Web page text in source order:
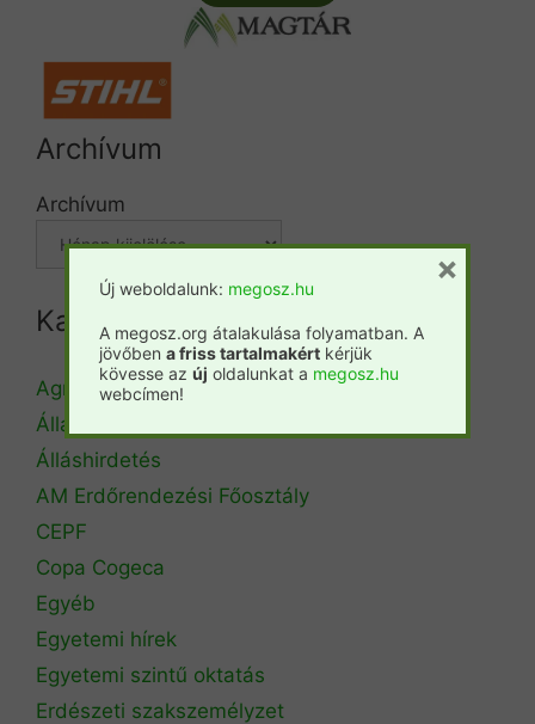
Archívum
Archívum
Kategóriák
Agrárminisztérium
Állásbörze
Álláshirdetés
AM Erdőrendezési Főosztály
CEPF
Copa Cogeca
Egyéb
Egyetemi hírek
Egyetemi szintű oktatás
Erdészeti szakszemélyzet
Új weboldalunk: megosz.hu
A megosz.org átalakulása folyamatban. A
jövőben a friss tartalmakért kérjük
kövesse az új oldalunkat a megosz.hu
webcímen!
×